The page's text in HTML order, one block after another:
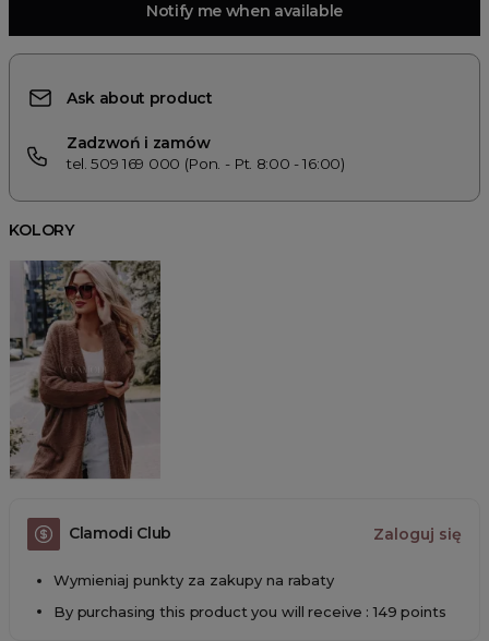
Notify me when available
Ask about product
Zadzwoń i zamów
tel. 509 169 000 (Pon. - Pt. 8:00 - 16:00)
KOLORY
Clamodi Club Zaloguj się
Wymieniaj punkty za zakupy na rabaty
By purchasing this product you will receive : 149 points